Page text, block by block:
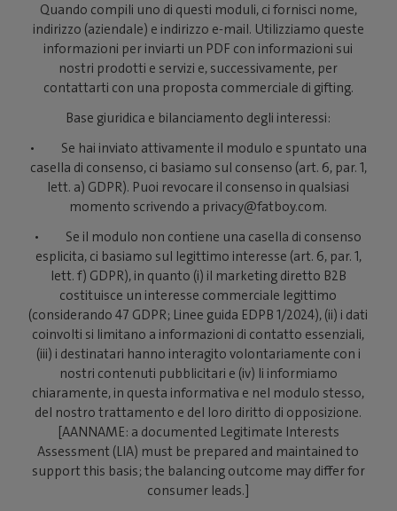
Quando compili uno di questi moduli, ci fornisci nome,
indirizzo (aziendale) e indirizzo e-mail. Utilizziamo queste
informazioni per inviarti un PDF con informazioni sui
nostri prodotti e servizi e, successivamente, per
contattarti con una proposta commerciale di gifting.
Base giuridica e bilanciamento degli interessi:
• Se hai inviato attivamente il modulo e spuntato una
casella di consenso, ci basiamo sul consenso (art. 6, par. 1,
lett. a) GDPR). Puoi revocare il consenso in qualsiasi
momento scrivendo a privacy@fatboy.com.
• Se il modulo non contiene una casella di consenso
esplicita, ci basiamo sul legittimo interesse (art. 6, par. 1,
lett. f) GDPR), in quanto (i) il marketing diretto B2B
costituisce un interesse commerciale legittimo
(considerando 47 GDPR; Linee guida EDPB 1/2024), (ii) i dati
coinvolti si limitano a informazioni di contatto essenziali,
(iii) i destinatari hanno interagito volontariamente con i
nostri contenuti pubblicitari e (iv) li informiamo
chiaramente, in questa informativa e nel modulo stesso,
del nostro trattamento e del loro diritto di opposizione.
[AANNAME: a documented Legitimate Interests
Assessment (LIA) must be prepared and maintained to
support this basis; the balancing outcome may differ for
consumer leads.]